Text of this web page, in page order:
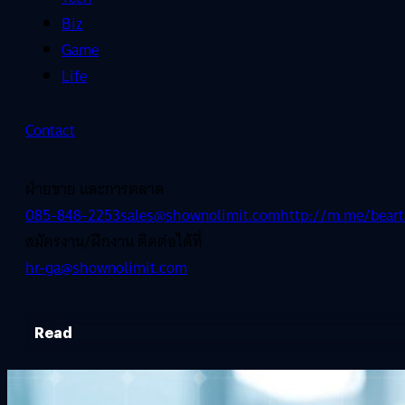
Biz
Game
Life
Contact
ฝ่ายขาย และการตลาด
085-848-2253sales@shownolimit.comhttp://m.me/
สมัครงาน/ฝึกงาน ติดต่อได้ที่
hr-ga@shownolimit.com
Read